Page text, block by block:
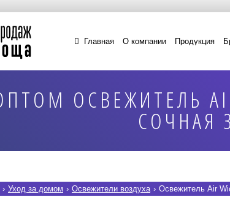
Главная О компании Продукция
ОСВЕЖИТЕЛЬ
СОЧНАЯ
› Уход за домом › Освежители воздуха › Освежитель Air